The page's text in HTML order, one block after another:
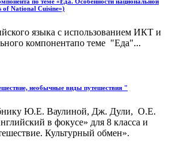
по теме «Еда. Особенности национальной
of National Cuisine»)
языка с использованием ИКТ и
компонентапо теме "Еда"...
необычные виды путешествия "
Ю.Е. Ваулиной, Дж. Дули, О.Е.
в фокусе» для 8 класса и
Культурный обмен».